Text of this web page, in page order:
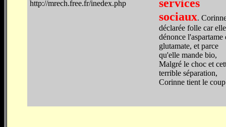
http://mrech.free.fr/inedex.php
services
sociaux.
déclarée folle car elle
dénonce l'aspartame
glutamate, et parce
qu'elle mande bio,
Malgré le choc et
terrible séparation,
Corinne tient le